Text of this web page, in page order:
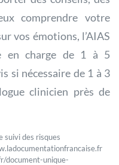
comprendre votre
vos émotions, l’AIAS
en charge de 1 à 5
si nécessaire de 1 à 3
clinicien près de
suivi des risques
document-unique-